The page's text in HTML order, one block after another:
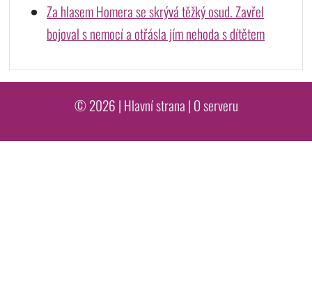
Za hlasem Homera se skrývá těžký osud. Zavřel
bojoval s nemocí a otřásla jím nehoda s dítětem
© 2026 | Hlavní strana | O serveru